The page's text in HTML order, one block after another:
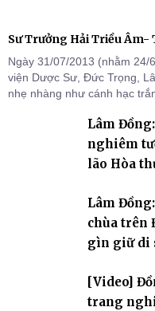
Sư Trưởng Hải Triều Âm-
Ngày 31/07/2013 (nhằm
viện Dược Sư, Đức Trọng,
nhẹ nhàng như cánh hạc
Lâm
nghiêm
lão Hòa
Lâm
chùa trên
gìn giữ di
[Video]
trang